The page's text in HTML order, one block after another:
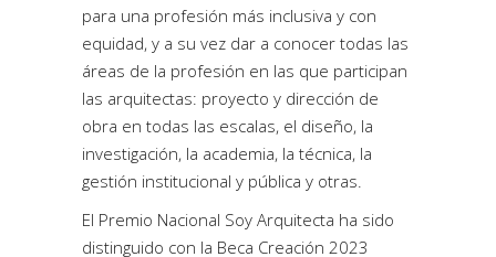
para una profesión más inclusiva y con
equidad, y a su vez dar a conocer todas las
áreas de la profesión en las que participan
las arquitectas: proyecto y dirección de
obra en todas las escalas, el diseño, la
investigación, la academia, la técnica, la
gestión institucional y pública y otras.
El Premio Nacional Soy Arquitecta ha sido
distinguido con la Beca Creación 2023